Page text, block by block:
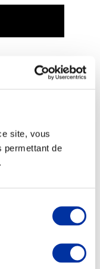
site, vous
permettant de
animaux